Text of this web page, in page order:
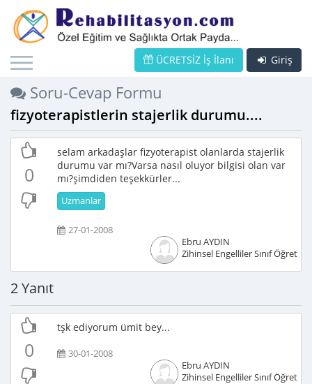
Giriş
ÜCRETSİZ İş İlanı
Soru-Cevap Formu
fizyoterapistlerin stajerlik durumu....
0
selam arkadaşlar fizyoterapist olanlarda stajerlik
durumu var mı?Varsa nasıl oluyor bilgisi olan var
mı?şimdiden teşekkürler...
Uzmanlar
27-01-2008
Ebru AYDIN
Zihinsel Engelliler Sınıf
2 Yanıt
0
tşk ediyorum ümit bey...
30-01-2008
Ebru AYDIN
Zihinsel Engelliler Sınıf